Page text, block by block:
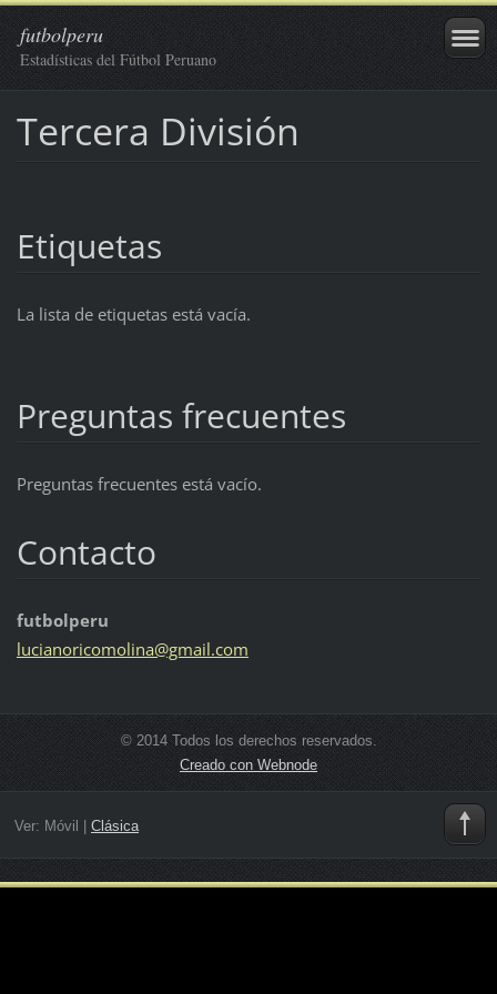
futbolperu
Estadísticas del Fútbol Peruano
Tercera División
Etiquetas
La lista de etiquetas está vacía.
Preguntas frecuentes
Preguntas frecuentes está vacío.
Contacto
futbolperu
lucianoricomolina@gmail.com
© 2014 Todos los derechos reservados.
Creado con Webnode
Ver: Móvil Clásica